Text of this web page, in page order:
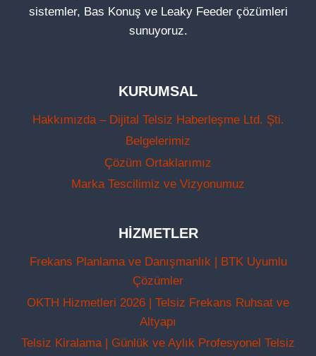
sistemler, Bas Konuş ve Leaky Feeder çözümleri
sunuyoruz.
KURUMSAL
Hakkımızda – Dijital Telsiz Haberleşme Ltd. Şti.
Belgelerimiz
Çözüm Ortaklarımız
Marka Tescilimiz ve Vizyonumuz
HIZMETLER
Frekans Planlama ve Danışmanlık | BTK Uyumlu
Çözümler
OKTH Hizmetleri 2026 | Telsiz Frekans Ruhsat ve
Altyapı
Telsiz Kiralama | Günlük ve Aylık Profesyonel Telsiz